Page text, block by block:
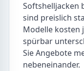
Softshelljacken
sind preislich
Modelle kosten
spürbar
Sie Angebote
nebeneinander.